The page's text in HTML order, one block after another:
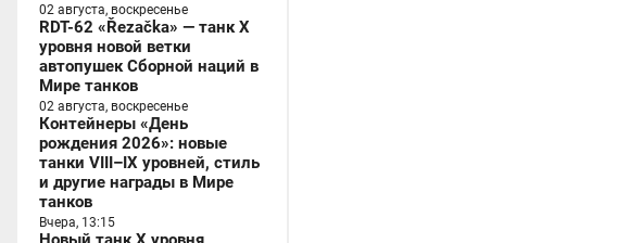
02 августа, воскресенье
RDT-62 «Řezačka» — танк X
уровня новой ветки
автопушек Сборной наций в
Мире танков
02 августа, воскресенье
Контейнеры «День
рождения 2026»: новые
танки VIII–IX уровней, стиль
и другие награды в Мире
танков
Вчера, 13:15